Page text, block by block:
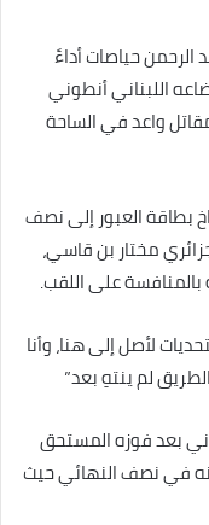
حياصات أداءً
اللبناني أنطوني
واعد في الساحة
بطاقة العبور إلى نصف
مختار بن قاسي،
بالمنافسة على اللقب.
لأصل إلى هنا، وأنا
لم ينتهِ بعد”
بعد فوزه المستحق
في نصف النهائي حيث